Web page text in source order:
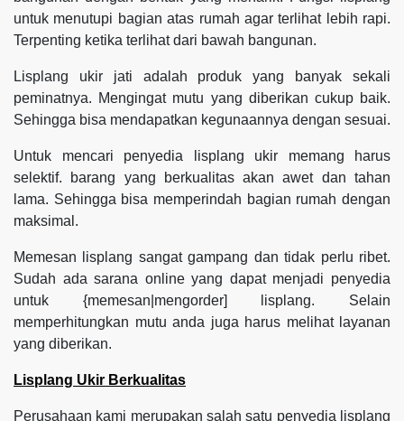
untuk menutupi bagian atas rumah agar terlihat lebih rapi.
Terpenting ketika terlihat dari bawah bangunan.
Lisplang ukir jati adalah produk yang banyak sekali
peminatnya. Mengingat mutu yang diberikan cukup baik.
Sehingga bisa mendapatkan kegunaannya dengan sesuai.
Untuk mencari penyedia lisplang ukir memang harus
selektif. barang yang berkualitas akan awet dan tahan
lama. Sehingga bisa memperindah bagian rumah dengan
maksimal.
Memesan lisplang sangat gampang dan tidak perlu ribet.
Sudah ada sarana online yang dapat menjadi penyedia
untuk {memesan|mengorder] lisplang. Selain
memperhitungkan mutu anda juga harus melihat layanan
yang diberikan.
Lisplang Ukir Berkualitas
Perusahaan kami merupakan salah satu penyedia lisplang